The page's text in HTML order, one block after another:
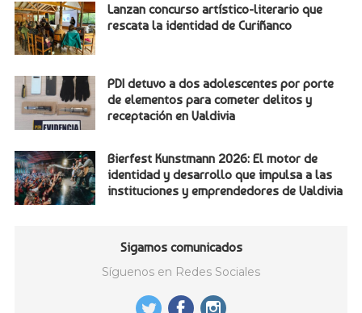
Lanzan concurso artístico-literario que
rescata la identidad de Curiñanco
PDI detuvo a dos adolescentes por porte
de elementos para cometer delitos y
receptación en Valdivia
Bierfest Kunstmann 2026: El motor de
identidad y desarrollo que impulsa a las
instituciones y emprendedores de Valdivia
Sigamos comunicados
Síguenos en Redes Sociales